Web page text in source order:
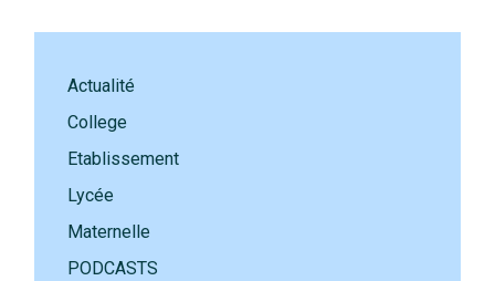
Actualité
College
Etablissement
Lycée
Maternelle
PODCASTS